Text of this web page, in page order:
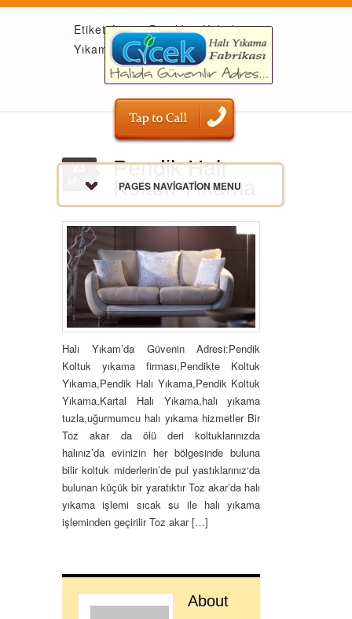
PAGES NAVIGATION MENU
Etiket Arşivi: Pendikte Koltuk
Yıkama
Pendik Halı
Koltuk Yıkama
23
Mart
Halı Yıkam’da Güvenin Adresi:Pendik
Koltuk yıkama firması,Pendikte Koltuk
Yıkama,Pendik Halı Yıkama,Pendik Koltuk
Yıkama,Kartal Halı Yıkama,halı yıkama
tuzla,uğurmumcu halı yıkama hizmetler Bir
Toz akar da ölü deri koltuklarınızda
halınız’da evinizin her bölgesinde buluna
bilir koltuk miderlerin’de pul yastıklarınız‘da
bulunan küçük bir yaratıktır Toz akar’da halı
yıkama işlemi sıcak su ile halı yıkama
işleminden geçirilir Toz akar […]
About